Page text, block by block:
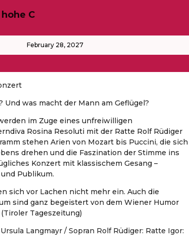
C
February 28, 2027
Und was macht der Mann am Geflügel?
im Zuge eines unfreiwilligen
Rosina Resoluti mit der Ratte Rolf Rüdiger
stehen Arien von Mozart bis Puccini, die sich
drehen und die Faszination der Stimme ins
Konzert mit klassischem Gesang –
Publikum.
sich vor Lachen nicht mehr ein. Auch die
sind ganz begeistert von dem Wiener Humor
Tageszeitung)
Langmayr / Sopran Rolf Rüdiger: Ratte Igor: